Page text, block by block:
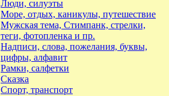
Люди, силуэты
Море, отдых, каникулы, путешествие
Мужская тема, Стимпанк, стрелки,
теги, фотопленка и пр.
Надписи, слова, пожелания, буквы,
цифры, алфавит
Рамки, салфетки
Сказка
Спорт, транспорт